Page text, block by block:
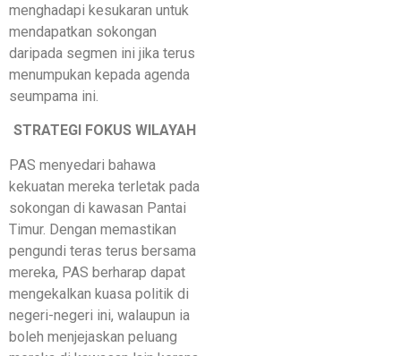
menghadapi kesukaran untuk
mendapatkan sokongan
daripada segmen ini jika terus
menumpukan kepada agenda
seumpama ini.
STRATEGI FOKUS WILAYAH
PAS menyedari bahawa
kekuatan mereka terletak pada
sokongan di kawasan Pantai
Timur. Dengan memastikan
pengundi teras terus bersama
mereka, PAS berharap dapat
mengekalkan kuasa politik di
negeri-negeri ini, walaupun ia
boleh menjejaskan peluang